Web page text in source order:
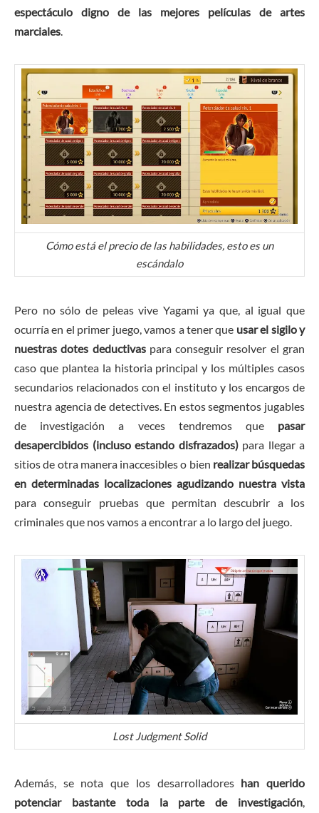
espectáculo digno de las mejores películas de artes
marciales
Cómo está el precio de las habilidades, esto es un
escándalo
Pero no sólo de peleas vive Yagami ya que, al igual que
ocurría en el primer juego, vamos a tener que usar el sigilo y
nuestras dotes deductivaspara conseguir resolver el gran
caso que plantea la historia principal y los múltiples casos
secundarios relacionados con el instituto y los encargos de
nuestra agencia de detectives. En estos segmentos jugables
de investigación a veces tendremos que pasar
desapercibidos (incluso estando disfrazados)para llegar a
sitios de otra manera inaccesibles o bien realizar búsquedas
en determinadas localizaciones agudizando nuestra vista
para conseguir pruebas que permitan descubrir a los
criminales que nos vamos a encontrar a lo largo del juego.
Lost Judgment Solid
Además, se nota que los desarrolladores han querido
potenciar bastante toda la parte de investigación,